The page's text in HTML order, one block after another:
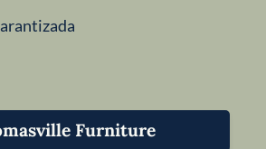
Furniture